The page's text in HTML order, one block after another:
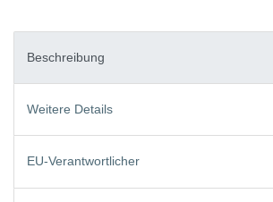
Beschreibung
Weitere Details
EU-Verantwortlicher